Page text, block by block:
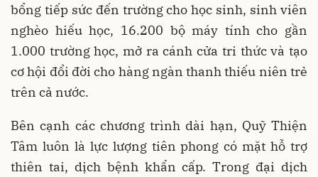
bổng tiếp sức đến trường cho học sinh, sinh viên
nghèo hiếu học, 16.200 bộ máy tính cho gần
1.000 trường học, mở ra cánh cửa tri thức và tạo
cơ hội đổi đời cho hàng ngàn thanh thiếu niên trẻ
trên cả nước.
Bên cạnh các chương trình dài hạn, Quỹ Thiện
Tâm luôn là lực lượng tiên phong có mặt hỗ trợ
thiên tai, dịch bệnh khẩn cấp. Trong đại dịch